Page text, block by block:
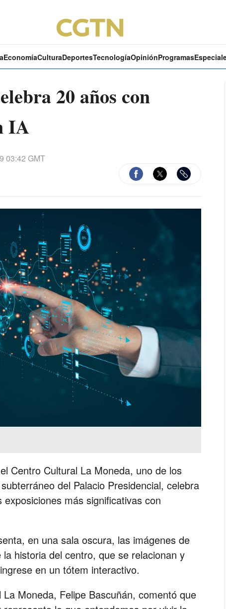
EconomíaCulturaDeportesTecnologíaOpiniónProgramas
20 años con
IA
03:42 GMT
Centro Cultural La Moneda, uno de los
del Palacio Presidencial, celebra
más significativas con
en una sala oscura, las imágenes de
historia del centro, que se relacionan y
en un tótem interactivo.
Moneda, Felipe Bascuñán, comentó que